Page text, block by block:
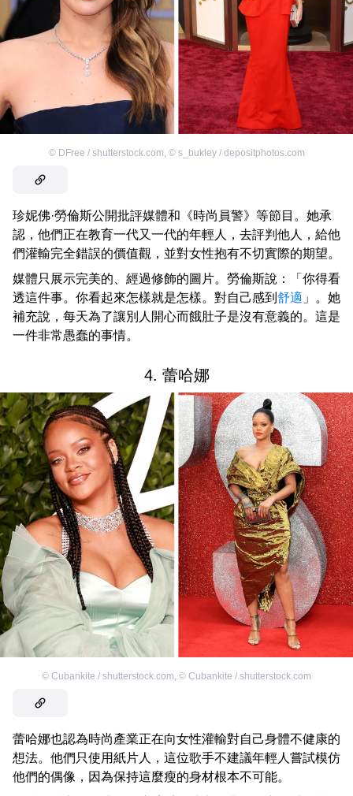
© DFree / shutterstock.com © s_bukley / depositphotos.com
珍妮佛·勞倫斯公開批評媒體和《時尚員警》等節目。她承
認，他們正在教育一代又一代的年輕人，去評判他人，給他
們灌輸完全錯誤的價值觀，並對女性抱有不切實際的期望。
媒體只展示完美的、經過修飾的圖片。勞倫斯說：「你得看
透這件事。你看起來怎樣就是怎樣。對自己感到 舒適 」。她
補充說，每天為了讓別人開心而餓肚子是沒有意義的。這是
一件非常愚蠢的事情。
4. 蕾哈娜
© Cubankite / shutterstock.com © Cubankite / shutterstock.com
蕾哈娜也認為時尚產業正在向女性灌輸對自己身體不健康的
想法。他們只使用紙片人，這位歌手不建議年輕人嘗試模仿
他們的偶像，因為保持這麼瘦的身材根本不可能。